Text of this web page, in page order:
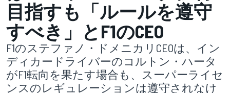
目指すも「ルールを遵守
すべき」とF1のCEO
F1のステファノ・ドメニカリCEOは、イン
ディカードライバーのコルトン・ハータ
がF1転向を果たす場合も、スーパーライセ
ンスのレギュレーションは遵守されなけ